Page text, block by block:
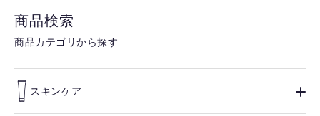
商品検索
商品カテゴリから探す
スキンケア